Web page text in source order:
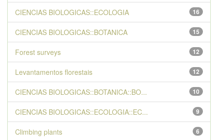
16
CIENCIAS BIOLOGICAS::ECOLOGIA
15
CIENCIAS BIOLOGICAS::BOTANICA
12
Forest surveys
12
Levantamentos florestais
10
CIENCIAS BIOLOGICAS::BOTANICA::BO...
9
CIENCIAS BIOLOGICAS::ECOLOGIA::EC...
6
Climbing plants